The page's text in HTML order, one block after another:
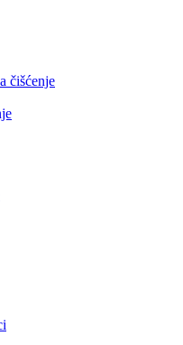
čišćenje